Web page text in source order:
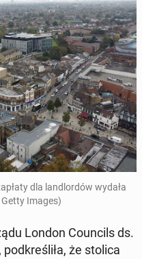
dla lan­dlor­dów wydała
Images)
London Co­un­cils ds.
że stolica